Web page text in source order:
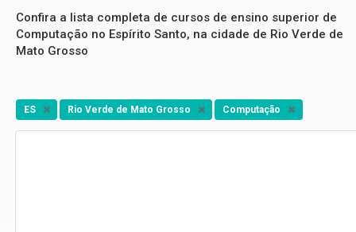
Confira a lista completa de cursos de ensino superior de
Computação no Espírito Santo, na cidade de Rio Verde de
Mato Grosso
ES Rio Verde de Mato Grosso Computação